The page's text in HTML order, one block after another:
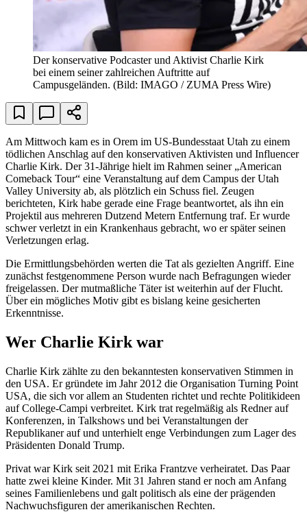
Der konservative Podcaster und Aktivist Charlie Kirk
bei einem seiner zahlreichen Auftritte auf
Campusgeländen. (Bild: IMAGO / ZUMA Press Wire)
Am Mittwoch kam es in Orem im US-Bundesstaat Utah zu einem
tödlichen Anschlag auf den konservativen Aktivisten und Influencer
Charlie Kirk. Der 31-Jährige hielt im Rahmen seiner „American
Comeback Tour“ eine Veranstaltung auf dem Campus der Utah
Valley University ab, als plötzlich ein Schuss fiel. Zeugen
berichteten, Kirk habe gerade eine Frage beantwortet, als ihn ein
Projektil aus mehreren Dutzend Metern Entfernung traf. Er wurde
schwer verletzt in ein Krankenhaus gebracht, wo er später seinen
Verletzungen erlag.
Die Ermittlungsbehörden werten die Tat als gezielten Angriff. Eine
zunächst festgenommene Person wurde nach Befragungen wieder
freigelassen. Der mutmaßliche Täter ist weiterhin auf der Flucht.
Über ein mögliches Motiv gibt es bislang keine gesicherten
Erkenntnisse.
Wer Charlie Kirk war
Charlie Kirk zählte zu den bekanntesten konservativen Stimmen in
den USA. Er gründete im Jahr 2012 die Organisation Turning Point
USA, die sich vor allem an Studenten richtet und rechte Politikideen
auf College-Campi verbreitet. Kirk trat regelmäßig als Redner auf
Konferenzen, in Talkshows und bei Veranstaltungen der
Republikaner auf und unterhielt enge Verbindungen zum Lager des
Präsidenten Donald Trump.
Privat war Kirk seit 2021 mit Erika Frantzve verheiratet. Das Paar
hatte zwei kleine Kinder. Mit 31 Jahren stand er noch am Anfang
seines Familienlebens und galt politisch als eine der prägenden
Nachwuchsfiguren der amerikanischen Rechten.